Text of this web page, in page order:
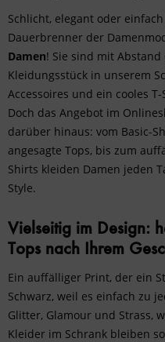
Schlicht, elegant oder
Dauerbrenner der
Damen! Sie sind mit
Kleidungsstück in unserem
Accessoires und ein cooles
Doch das Angebot im
darüber hinaus: vom Basic-
angesagte Tops, bis zum
Shirts kleiden Damen jeden
Style.
Vielseitig im Design:
Tops nach Ihrem
Ein auffälliger Print, der ein
Schwarz, weil es einfach zu
Glitter, Glamour und Strass,
Kleider im Schrank bleiben